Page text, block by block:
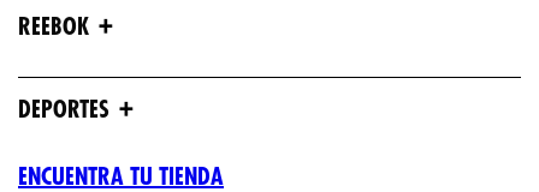
REEBOK +
DEPORTES +
ENCUENTRA TU TIENDA